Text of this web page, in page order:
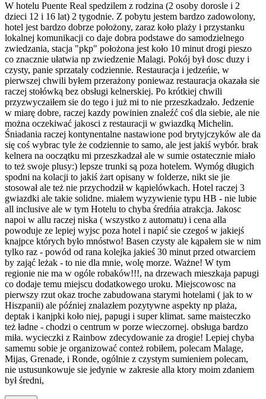
W hotelu Puente Real spedzilem z rodzina (2 osoby dorosle i 2
dzieci 12 i 16 lat) 2 tygodnie. Z pobytu jestem bardzo zadowolony,
hotel jest bardzo dobrze położony, zaraz koło plaży i przystanku
lokalnej komunikacji co daje dobra podstawe do samodzielnego
zwiedzania, stacja "pkp" położona jest koło 10 minut drogi pieszo
co znacznie ułatwia np zwiedzenie Malagi. Pokój był dosc duzy i
czysty, panie sprzataly codziennie. Restauracja i jedzeńie, w
pierwszej chwili byłem przerażony poniewaz restauracja okazała sie
raczej stołówką bez obsługi kelnerskiej. Po krótkiej chwili
przyzwyczaiłem sie do tego i już mi to nie przeszkadzało. Jedzenie
w miarę dobre, raczej kazdy powinien znaleźć coś dla siebie, ale nie
można oczekiwać jakosci z restauracji w gwiazdką Michelin.
Śniadania raczej kontynentalne nastawione pod brytyjczyków ale da
się coś wybrac tyle że codziennie to samo, ale jest jakiś wybór. brak
kelnera na ooczątku mi przeszkadzał ale w sumie ostatecznie miało
to też swoje plusy:) lepsze trunki są poza hotelem. Wymóg długich
spodni na kolacji to jakiś żart opisany w folderze, nikt sie jie
stosował ale też nie przychodził w kąpielówkach. Hotel raczej 3
gwiazdki ale takie solidne. miałem wyzywienie typu HB - nie lubie
all inclusive ale w tym Hotelu to chyba średńia atrakcja. Jakosc
napoi w allu raczej niska ( wszystko z automatu) i cena alla
powoduje ze lepiej wyjsc poza hotel i napić sie czegoś w jakiejś
knajpce których było mnóstwo! Basen czysty ale kąpałem sie w nim
tylko raz - powód od rana kolejka jakieś 30 minut przed otwarciem
by zająć leżak - to nie dla mnie, wolę morze. Ważne! W tym
regionie nie ma w ogóle robaków!!!, na drzewach mieszkaja papugi
co dodaje temu miejscu dodatkowego uroku. Miejscowosc na
pierwszy rzut okaz troche zabudowana starymi hotelami ( jak to w
Hiszpanii) ale później znalazłem pozytywne aspekty np plaża,
deptak i kanjpki koło niej, papugi i super klimat. same maisteczko
też ładne - chodzi o centrum w porze wieczornej. obsługa bardzo
miła. wycieczki z Rainbow zdecydowanie za drogie! Lepiej chyba
samemu sobie je organizować conteż robiłem, polecam Malage,
Mijas, Grenade, i Ronde, ogólnie z czystym sumieniem polecam,
nie ustusunkowuje sie jedynie w zakresie alla ktory moim zdaniem
był średni,